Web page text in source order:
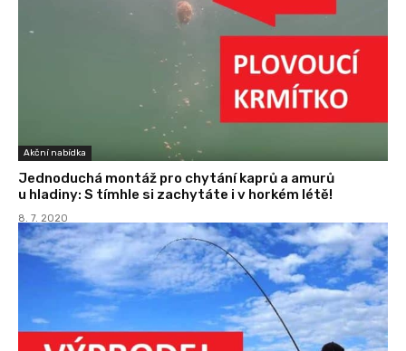
Akční nabídka
Jednoduchá montáž pro chytání kaprů a amurů
u hladiny: S tímhle si zachytáte i v horkém létě!
8. 7. 2020